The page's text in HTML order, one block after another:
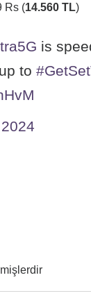
Rs (14.560 TL)
is
to